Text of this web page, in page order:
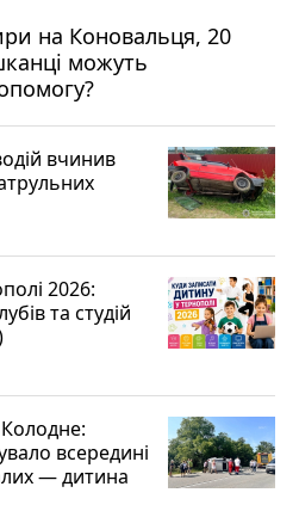
на Коновальця, 20
можуть
вчинив
2026:
та студій
Колодне:
всередині
— дитина